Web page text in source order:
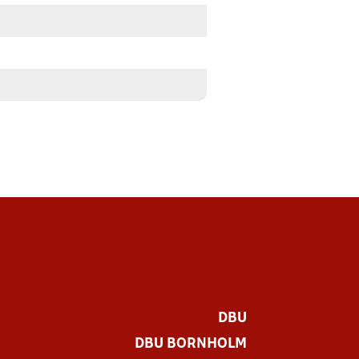
DBU
DBU BORNHOLM